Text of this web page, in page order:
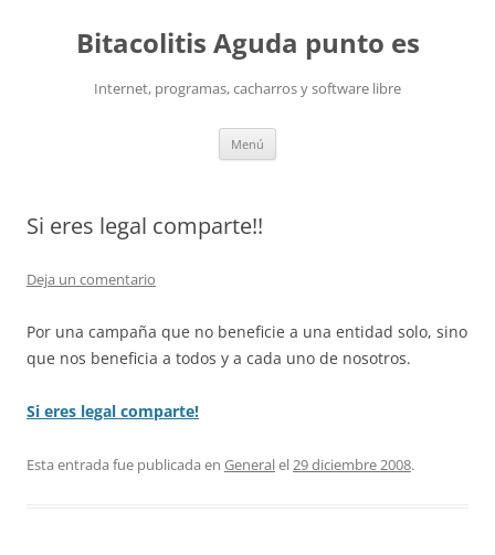
contenidoBitacolitis Aguda punto es
Internet, programas, cacharros y software libre
Menú
Si eres legal comparte!!
Deja un comentario
Por una campaña que no beneficie a una entidad solo, sino
que nos beneficia a todos y a cada uno de nosotros.
Si eres legal comparte!
Esta entrada fue publicada en Generalel29 diciembre 2008.